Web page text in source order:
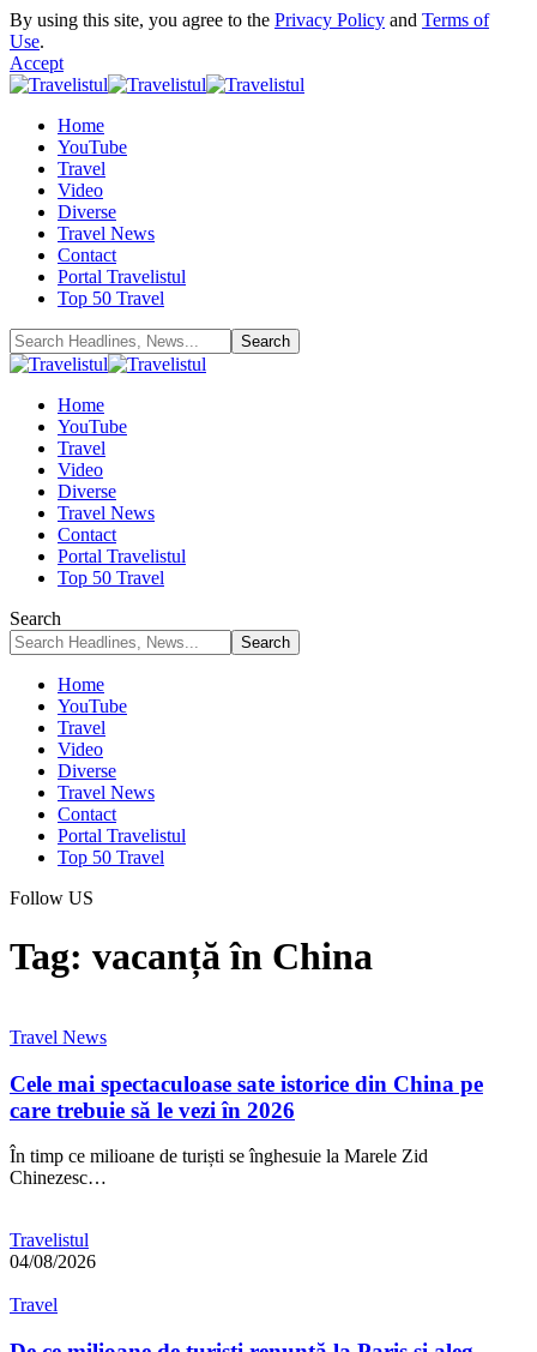
By using this site, you agree to the Privacy Policy and Terms of
Use.
Accept
Home
YouTube
Travel
Video
Diverse
Travel News
Contact
Portal Travelistul
Top 50 Travel
Home
YouTube
Travel
Video
Diverse
Travel News
Contact
Portal Travelistul
Top 50 Travel
Search
Home
YouTube
Travel
Video
Diverse
Travel News
Contact
Portal Travelistul
Top 50 Travel
Follow US
Tag: vacanță în China
Travel News
Cele mai spectaculoase sate istorice din China pe
care trebuie să le vezi în 2026
În timp ce milioane de turiști se înghesuie la Marele Zid
Chinezesc…
Travelistul
04/08/2026
Travel